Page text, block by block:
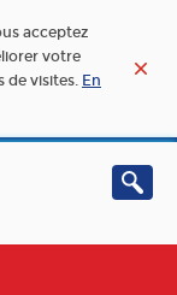
acceptez
votre
de visites. En